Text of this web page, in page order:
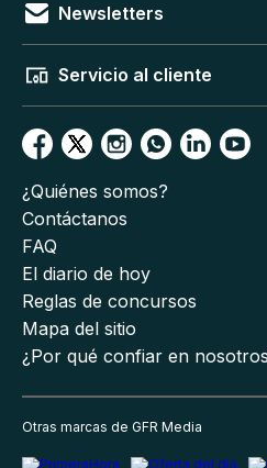
Newsletters
Servicio al cliente
¿Quiénes somos?
Contáctanos
FAQ
El diario de hoy
Reglas de concursos
Mapa del sitio
¿Por qué confiar en
Otras marcas de GFR Media